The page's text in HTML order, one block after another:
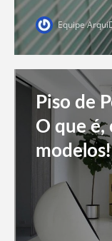
Equipe
Piso de
O que é,
modelos!